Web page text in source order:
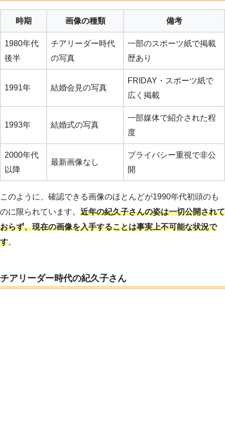
時期 画像の種類 備考
1980年代
後半
チアリーダー時代
の写真
一部のスポーツ紙で掲載
歴あり
1991年 結婚会見の写真
FRIDAY・スポーツ紙で
広く掲載
1993年 結婚式の写真
一部媒体で紹介された程
度
2000年代
以降
最新画像なし
プライバシー重視で非公
開
このように、確認できる画像のほとんどが1990年代初頭のも
のに限られています。 近年の紀久子さんの姿は一切公開されて
おらず、現在の画像を入手することは事実上不可能な状況で
す。
チアリーダー時代の紀久子さん